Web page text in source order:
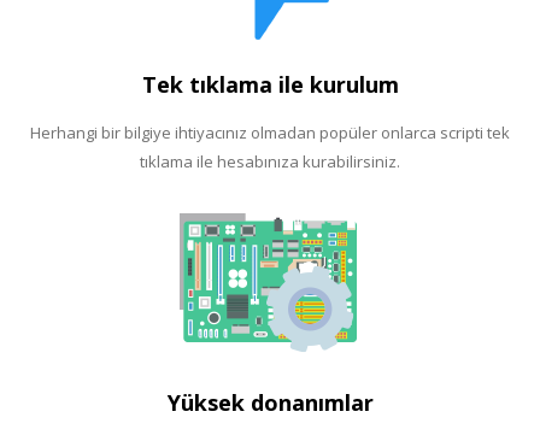
Tek tıklama ile kurulum
Herhangi bir bilgiye ihtiyacınız olmadan popüler onlarca scripti tek
tıklama ile hesabınıza kurabilirsiniz.
Yüksek donanımlar